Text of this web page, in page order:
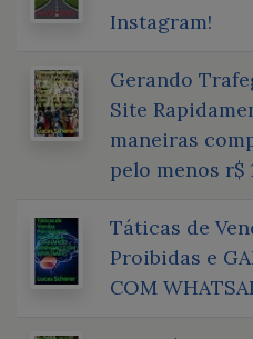
Instagram!
Gerando
Site
maneiras
pelo menos r$
Táticas de
Proibidas e
COM